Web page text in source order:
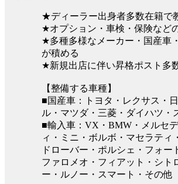
★ディーラー出身者多数在籍で
★オプション・車検・保険など
★多種多様なメーカー・国産車
が積める
★新規出店に伴い昇格ポスト多
【整備する車種】
■国産車：トヨタ・レクサス・
ル・マツダ・三菱・ダイハツ・
■輸入車：VX・BMW・メルセ
ィ・ミニ・ボルボ・マセラティ
ドローバー・ポルシェ・フォー
ファロメオ・フィアット・シト
ー・ルノー・スマート・その他